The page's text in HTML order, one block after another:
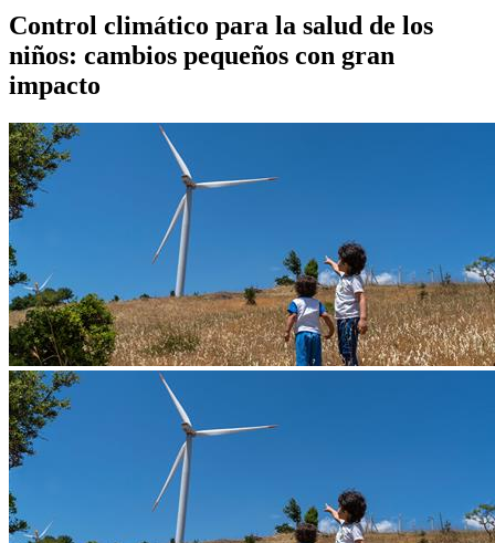
Control climático para la salud de los
niños: cambios pequeños con gran
impacto